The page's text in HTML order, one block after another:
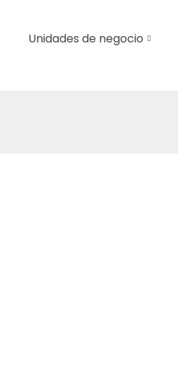
Unidades de negocio